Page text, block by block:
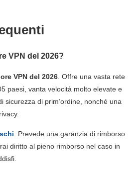
VPN del 2026?
VPN del 2026 . Offre una vasta rete
paesi, vanta velocità molto elevate e
sicurezza di prim’ordine, nonché una
. Prevede una garanzia di rimborso
diritto al pieno rimborso nel caso in